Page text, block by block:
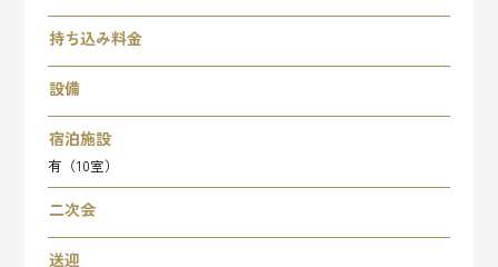
持ち込み料金
設備
宿泊施設
有（10室）
二次会
送迎